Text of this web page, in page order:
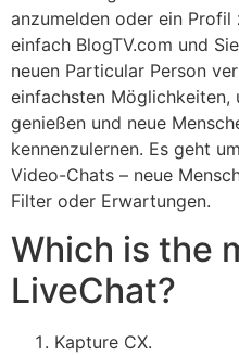
anzumelden oder ein
einfach BlogTV.com und
neuen Particular Person
einfachsten
genießen und neue
kennenzulernen. Es geht
Video-Chats – neue
Filter oder Erwartungen.
Which is the
LiveChat?
Kapture CX.